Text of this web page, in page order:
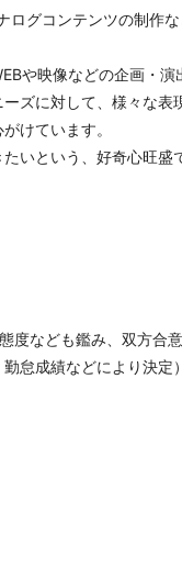
ログコンテンツの制作
や映像などの企画・演
ズに対して、様々な
けています。
いという、好奇心旺盛
なども鑑み、双方合意
怠成績などにより決定）